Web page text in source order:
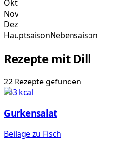
Okt
Nov
Dez
HauptsaisonNebensaison
Rezepte mit Dill
22 Rezeptegefunden
163kcal
Gurkensalat
Beilage zu Fisch